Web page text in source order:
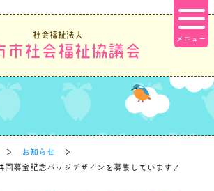
社会福祉法人
市社会福祉協議会
お知らせ
募金記念バッジデザインを募集しています！